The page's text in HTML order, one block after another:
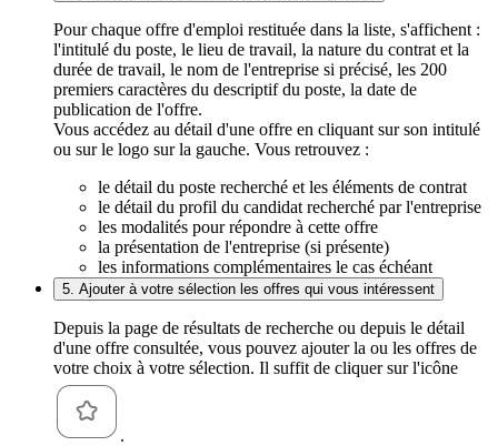
Pour chaque offre d'emploi restituée dans la liste, s'affichent :
l'intitulé du poste, le lieu de travail, la nature du contrat et la
durée de travail, le nom de l'entreprise si précisé, les 200
premiers caractères du descriptif du poste, la date de
publication de l'offre.
Vous accédez au détail d'une offre en cliquant sur son intitulé
ou sur le logo sur la gauche. Vous retrouvez :
le détail du poste recherché et les éléments de contrat
le détail du profil du candidat recherché par l'entreprise
les modalités pour répondre à cette offre
la présentation de l'entreprise (si présente)
les informations complémentaires le cas échéant
5. Ajouter à votre sélection les offres qui vous intéressent
Depuis la page de résultats de recherche ou depuis le détail
d'une offre consultée, vous pouvez ajouter la ou les offres de
votre choix à votre sélection. Il suffit de cliquer sur l'icône
.